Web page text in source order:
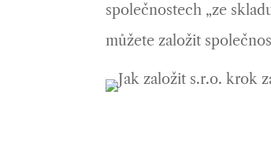
společnostech „ze
můžete založit